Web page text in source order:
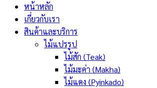
หน้าหลัก
เกี่ยวกับเรา
สินค้าและบริการ
ไม้แปรรูป
ไม้สัก (Teak)
ไม้มะค่า (Makha)
ไม้แดง (Pyinkado)